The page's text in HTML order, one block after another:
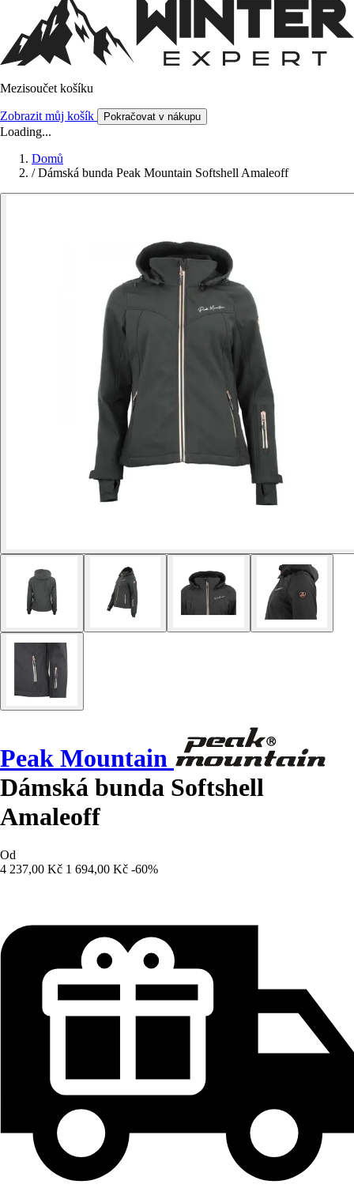
Mezisoučet košíku
Zobrazit můj košík Pokračovat v nákupu
Loading...
Domů
/ Dámská bunda Peak Mountain Softshell Amaleoff
Peak Mountain
Dámská bunda Softshell
Amaleoff
Od
4 237,00 Kč 1 694,00 Kč -60%